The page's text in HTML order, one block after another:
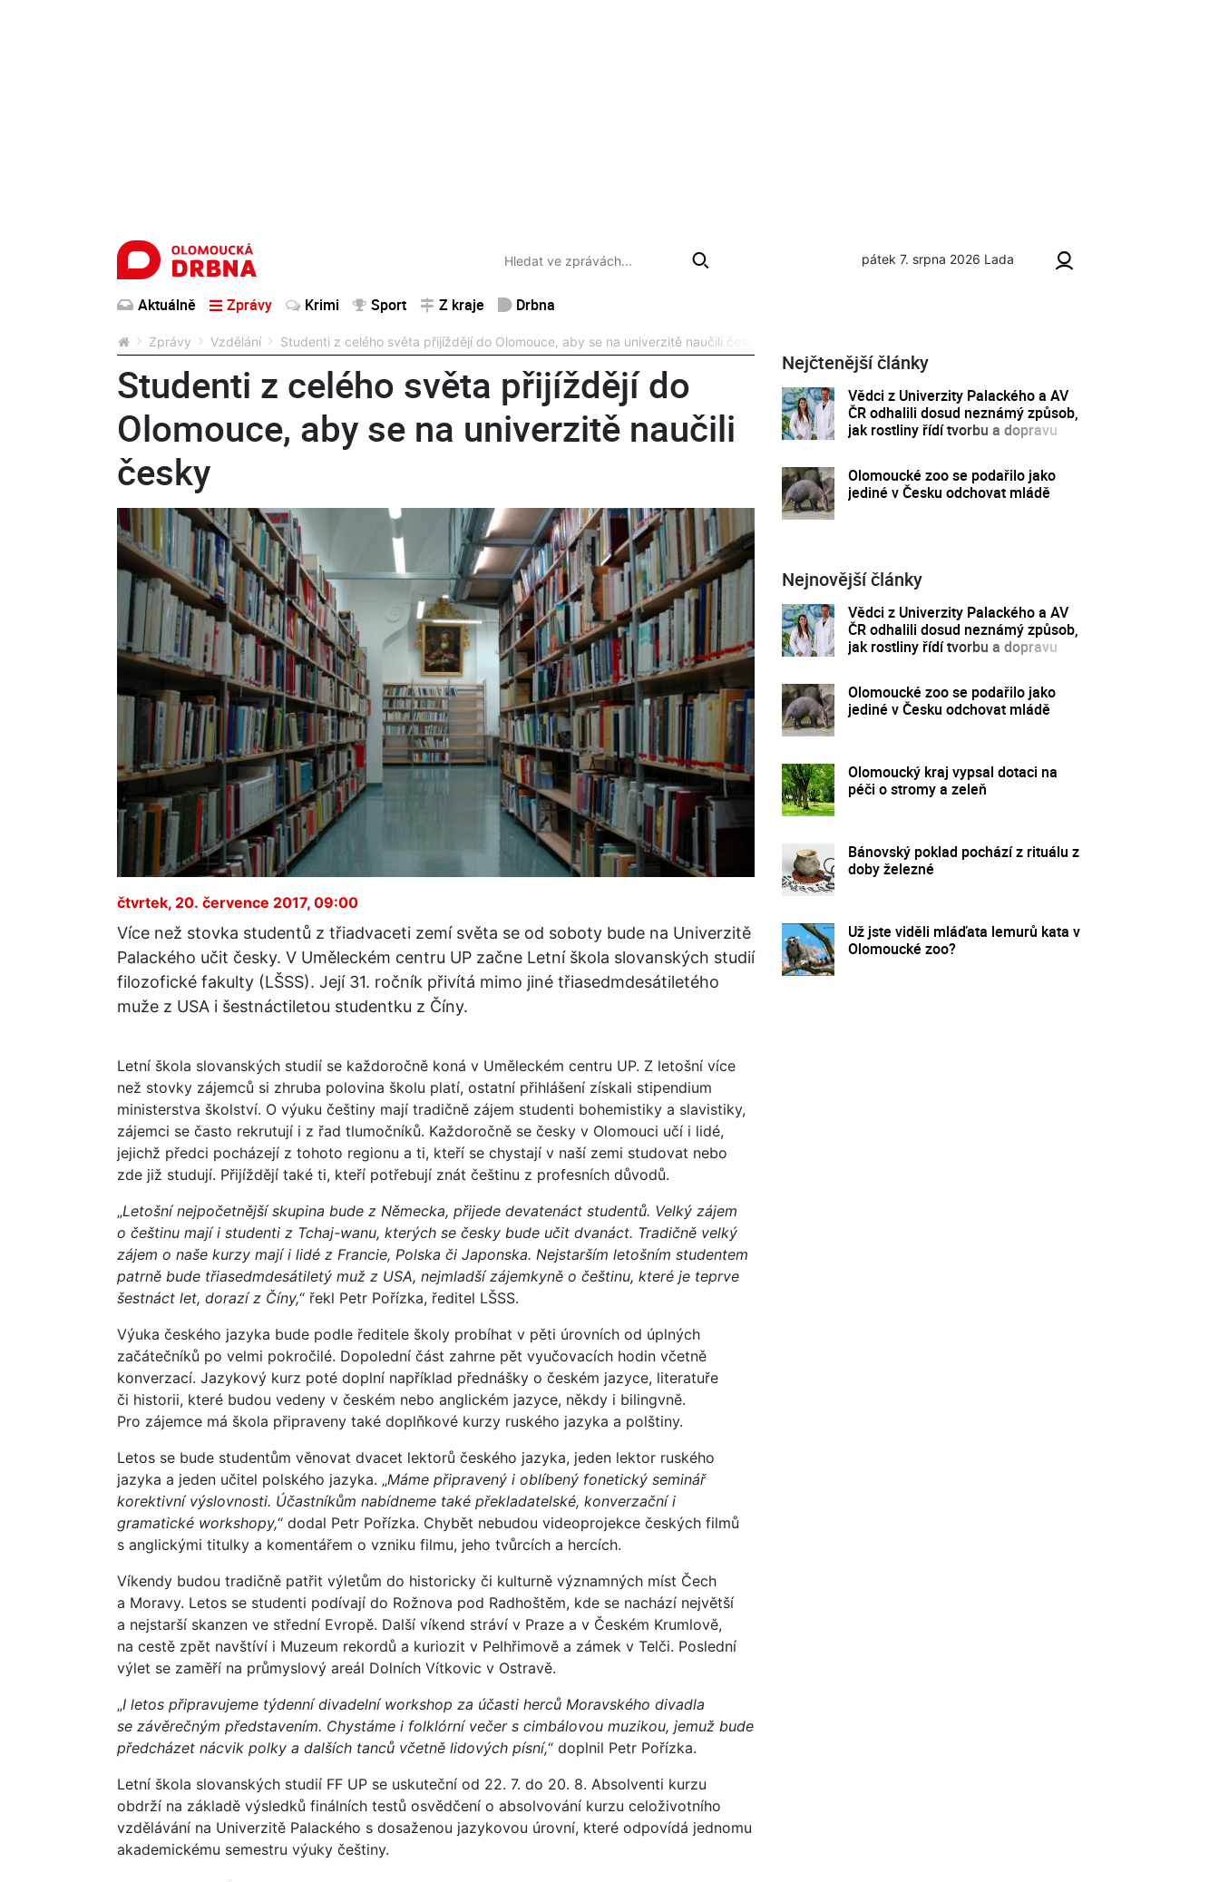
pátek 7. srpna 2026 Lada
Aktuálně Zprávy Krimi Sport Z kraje Drbna
Zprávy Vzdělání Studenti z celého světa přijíždějí do Olomouce, aby se na univerzitě naučili česky
Studenti z celého světa přijíždějí do
Olomouce, aby se na univerzitě naučili
česky
čtvrtek, 20. července 2017, 09:00
Více než stovka studentů z třiadvaceti zemí světa se od soboty bude na Univerzitě
Palackého učit česky. V Uměleckém centru UP začne Letní škola slovanských studií
filozofické fakulty (LŠSS). Její 31. ročník přivítá mimo jiné třiasedmdesátiletého
muže z USA i šestnáctiletou studentku z Číny.
Letní škola slovanských studií se každoročně koná v Uměleckém centru UP. Z letošní více
než stovky zájemců si zhruba polovina školu platí, ostatní přihlášení získali stipendium
ministerstva školství. O výuku češtiny mají tradičně zájem studenti bohemistiky a slavistiky,
zájemci se často rekrutují i z řad tlumočníků. Každoročně se česky v Olomouci učí i lidé,
jejichž předci pocházejí z tohoto regionu a ti, kteří se chystají v naší zemi studovat nebo
zde již studují. Přijíždějí také ti, kteří potřebují znát češtinu z profesních důvodů.
„Letošní nejpočetnější skupina bude z Německa, přijede devatenáct studentů. Velký zájem
o češtinu mají i studenti z Tchaj-wanu, kterých se česky bude učit dvanáct. Tradičně velký
zájem o naše kurzy mají i lidé z Francie, Polska či Japonska. Nejstarším letošním studentem
patrně bude třiasedmdesátiletý muž z USA, nejmladší zájemkyně o češtinu, které je teprve
šestnáct let, dorazí z Číny,“ řekl Petr Pořízka, ředitel LŠSS.
Výuka českého jazyka bude podle ředitele školy probíhat v pěti úrovních od úplných
začátečníků po velmi pokročilé. Dopolední část zahrne pět vyučovacích hodin včetně
konverzací. Jazykový kurz poté doplní například přednášky o českém jazyce, literatuře
či historii, které budou vedeny v českém nebo anglickém jazyce, někdy i bilingvně.
Pro zájemce má škola připraveny také doplňkové kurzy ruského jazyka a polštiny.
Letos se bude studentům věnovat dvacet lektorů českého jazyka, jeden lektor ruského
jazyka a jeden učitel polského jazyka. „Máme připravený i oblíbený fonetický seminář
korektivní výslovnosti. Účastníkům nabídneme také překladatelské, konverzační i
gramatické workshopy,“ dodal Petr Pořízka. Chybět nebudou videoprojekce českých filmů
s anglickými titulky a komentářem o vzniku filmu, jeho tvůrcích a hercích.
Víkendy budou tradičně patřit výletům do historicky či kulturně významných míst Čech
a Moravy. Letos se studenti podívají do Rožnova pod Radhoštěm, kde se nachází největší
a nejstarší skanzen ve střední Evropě. Další víkend stráví v Praze a v Českém Krumlově,
na cestě zpět navštíví i Muzeum rekordů a kuriozit v Pelhřimově a zámek v Telči. Poslední
výlet se zaměří na průmyslový areál Dolních Vítkovic v Ostravě.
„I letos připravujeme týdenní divadelní workshop za účasti herců Moravského divadla
se závěrečným představením. Chystáme i folklórní večer s cimbálovou muzikou, jemuž bude
předcházet nácvik polky a dalších tanců včetně lidových písní,“ doplnil Petr Pořízka.
Letní škola slovanských studií FF UP se uskuteční od 22. 7. do 20. 8. Absolventi kurzu
obdrží na základě výsledků finálních testů osvědčení o absolvování kurzu celoživotního
vzdělávání na Univerzitě Palackého s dosaženou jazykovou úrovní, které odpovídá jednomu
akademickému semestru výuky češtiny.
Nejčtenější články
Vědci z Univerzity Palackého a AV
ČR odhalili dosud neznámý způsob,
jak rostliny řídí tvorbu a dopravu
Olomoucké zoo se podařilo jako
jediné v Česku odchovat mládě
Nejnovější články
Vědci z Univerzity Palackého a AV
ČR odhalili dosud neznámý způsob,
jak rostliny řídí tvorbu a dopravu
Olomoucké zoo se podařilo jako
jediné v Česku odchovat mládě
Olomoucký kraj vypsal dotaci na
péči o stromy a zeleň
Bánovský poklad pochází z rituálu z
doby železné
Už jste viděli mláďata lemurů kata v
Olomoucké zoo?